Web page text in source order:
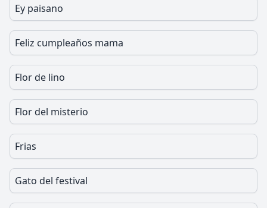
Ey paisano
Feliz cumpleaños mama
Flor de lino
Flor del misterio
Frias
Gato del festival